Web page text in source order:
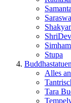
Stupa
Alles
Tara